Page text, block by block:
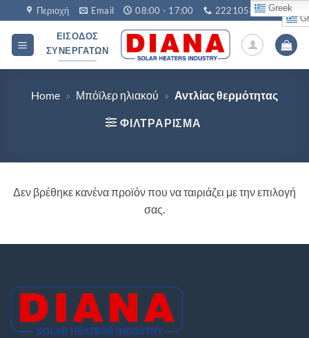
Μετάβαση
στο
περιεχόμενο
Περιοχή Email 08:00 - 17:00 2221053760
ΕΊΣΟΔΟΣ
ΣΥΝΕΡΓΑΤΏΝ
Home » Μπόϊλερ ηλιακού » Αντλίας θερμότητας
ΦΙΛΤΡΆΡΙΣΜΑ
Δεν βρέθηκε κανένα προϊόν που να ταιριάζει με την επιλογή
σας.
Greek